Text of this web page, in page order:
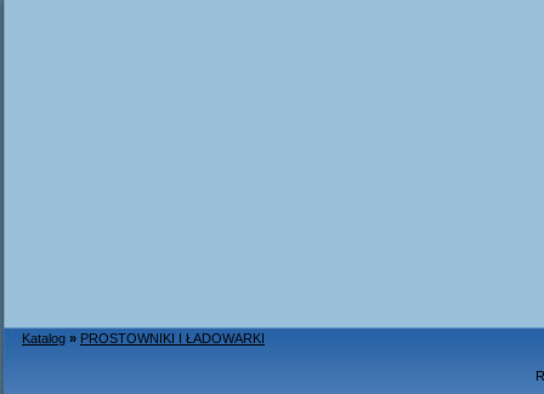
Katalog » PROSTOWNIKI I ŁADOWARKI